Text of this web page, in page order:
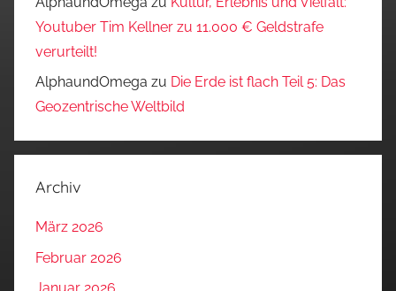
Youtuber Tim Kellner zu 11.000 € Geldstrafe
verurteilt!
AlphaundOmega zu Die Erde ist flach Teil 5: Das
Geozentrische Weltbild
Archiv
März 2026
Februar 2026